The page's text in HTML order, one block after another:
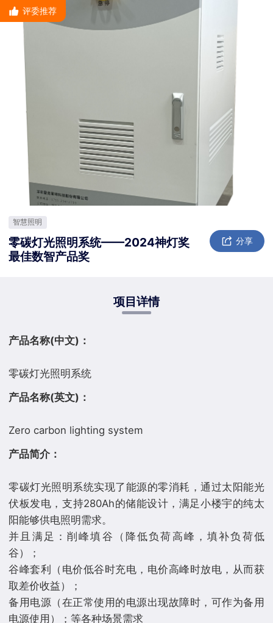
评委推荐
智慧照明
零碳灯光照明系统——2024神灯奖
最佳数智产品奖
分享
项目详情
产品名称(中文)：
产品名称(英文)：
产品简介：
零碳灯光照明系统实现了能源的零消耗，通过太阳能光
伏板发电，支持280Ah的储能设计，满足小楼宇的纯太
阳能够供电照明需求。
并且满足：削峰填谷（降低负荷高峰，填补负荷低
谷）；
谷峰套利（电价低谷时充电，电价高峰时放电，从而获
取差价收益）；
备用电源（在正常使用的电源出现故障时，可作为备用